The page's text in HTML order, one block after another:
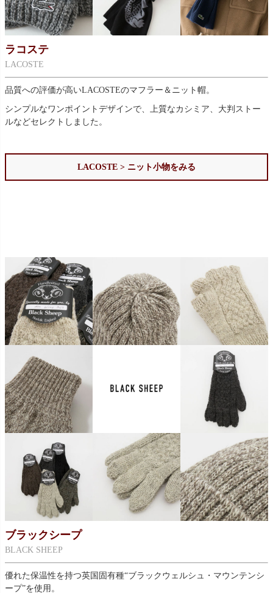
ラコステ
LACOSTE
品質への評価が高いLACOSTEのマフラー＆ニット帽。
シンプルなワンポイントデザインで、上質なカシミア、大判ストー
ルなどセレクトしました。
LACOSTE > ニット小物をみる
ブラックシープ
BLACK SHEEP
優れた保温性を持つ英国固有種“ブラックウェルシュ・マウンテンシ
ープ”を使用。